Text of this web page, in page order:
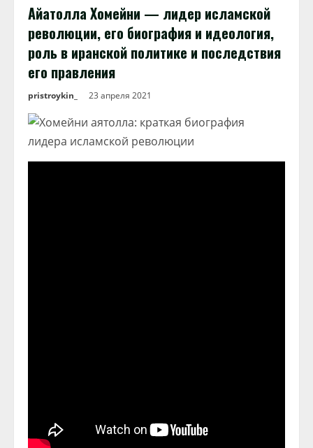
Айатолла Хомейни — лидер исламской
революции, его биография и идеология,
роль в иранской политике и последствия
его правления
pristroykin_ 23 апреля 2021